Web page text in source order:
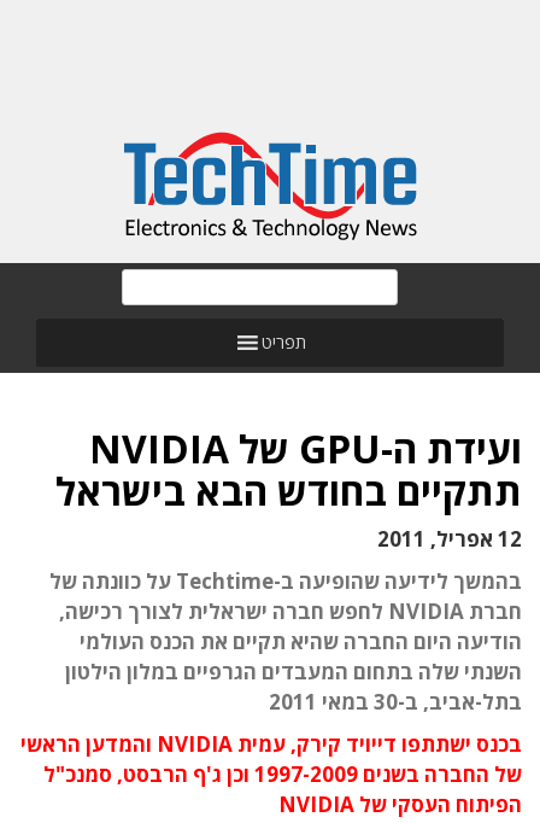
תפריט
ועידת ה-GPU של NVIDIA
תתקיים בחודש הבא בישראל
12 אפריל, 2011
בהמשך לידיעה שהופיעה ב-Techtime על כוונתה של
חברת NVIDIA לחפש חברה ישראלית לצורך רכישה,
הודיעה היום החברה שהיא תקיים את הכנס העולמי
השנתי שלה בתחום המעבדים הגרפיים במלון הילטון
בתל-אביב, ב-30 במאי 2011
בכנס ישתתפו דייויד קירק, עמית NVIDIA והמדען הראשי
של החברה בשנים 1997-2009 וכן ג'ף הרבסט, סמנכ"ל
הפיתוח העסקי של NVIDIA